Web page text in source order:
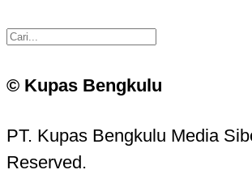
© Kupas Bengkulu
PT. Kupas Bengkulu Media
Reserved.